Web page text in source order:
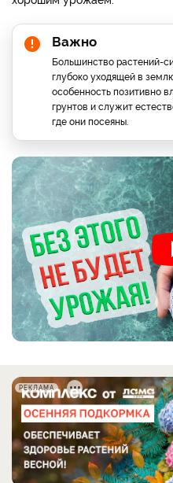
Важно
Большинство растений-
глубоко уходящей в
особенность позитивно
грунтов и служит
где они посеяны.
РЕКЛАМА